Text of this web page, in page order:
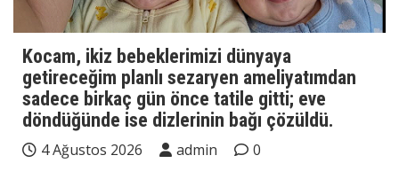
Kocam, ikiz bebeklerimizi dünyaya
getireceğim planlı sezaryen ameliyatımdan
sadece birkaç gün önce tatile gitti; eve
döndüğünde ise dizlerinin bağı çözüldü.
4 Ağustos 2026 admin
0